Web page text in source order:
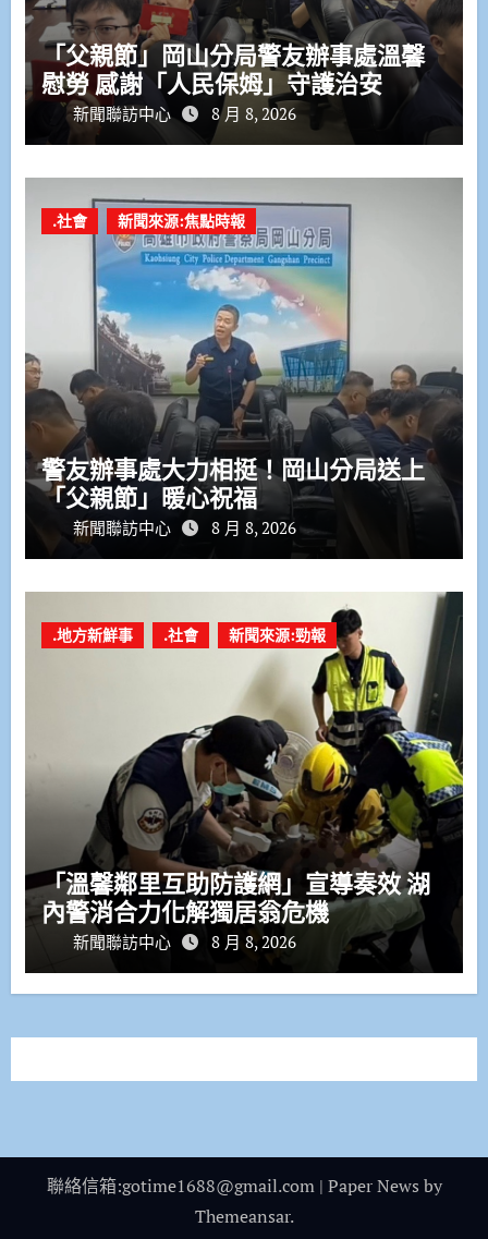
「父親節」岡山分局警友辦事處溫馨
慰勞 感謝「人民保姆」守護治安
新聞聯訪中心 8 月 8, 2026
.社會 新聞來源:焦點時報
警友辦事處大力相挺！岡山分局送上
「父親節」暖心祝福
新聞聯訪中心 8 月 8, 2026
.地方新鮮事 .社會 新聞來源:勁報
「溫馨鄰里互助防護網」宣導奏效 湖
內警消合力化解獨居翁危機
新聞聯訪中心 8 月 8, 2026
聯絡信箱:gotime1688@gmail.com | Paper News by
Themeansar.